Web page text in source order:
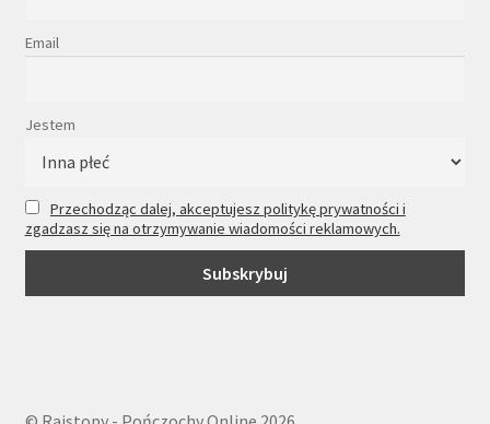
Email
Jestem
Przechodząc dalej, akceptujesz politykę prywatności i
zgadzasz się na otrzymywanie wiadomości reklamowych.